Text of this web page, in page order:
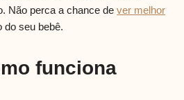
Não perca a chance de ver melhor
do seu bebê.
funciona